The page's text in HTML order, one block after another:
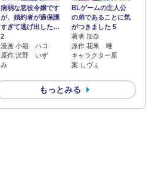
病弱な悪役令嬢です
が、婚約者が過保護
すぎて逃げ出した…
2
漫画 小箱 ハコ
原作 沢野 いず
み
BLゲームの主人公
の弟であることに気
がつきました 5
著者 加奈
原作 花果 唯
キャラクター原
案 しヴぇ
もっとみる